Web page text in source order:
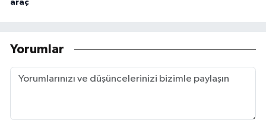
araç
Yorumlar